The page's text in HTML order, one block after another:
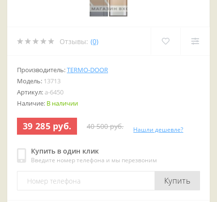
Отзывы: (0)
Производитель:TERMO-DOOR
Модель: 13713
Артикул: a-6450
Наличие: В наличии
39 285 руб. 40 500 руб. Нашли дешевле?
Купить в один клик
Введите номер телефона и мы перезвоним
Купить